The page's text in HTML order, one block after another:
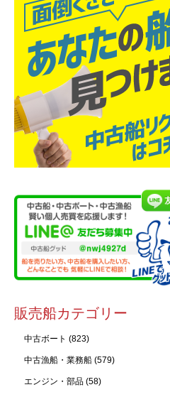
販売船カテゴリー
中古ボート (823)
中古漁船・業務船 (579)
エンジン・部品 (58)